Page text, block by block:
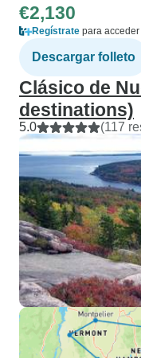
€2,130
Regístrate para
Descargar folleto
Clásico de
destinations)
5.0 (117